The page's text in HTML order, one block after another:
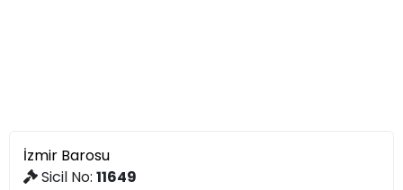
İzmir Barosu
Sicil No:11649